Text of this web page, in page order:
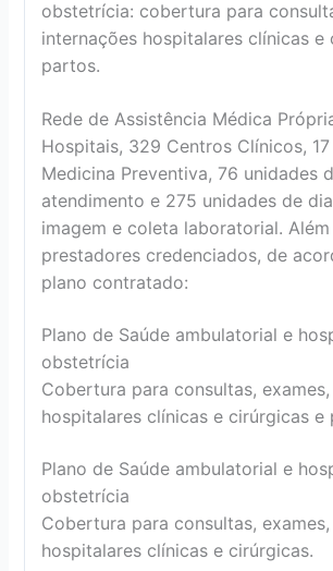
obstetrícia: cobertura para
internações hospitalares clínicas e
partos.
Rede de Assistência Médica
Hospitais, 329 Centros Clínicos,
Medicina Preventiva, 76 unidades
atendimento e 275 unidades de
imagem e coleta laboratorial.
prestadores credenciados, de
plano contratado:
Plano de Saúde ambulatorial e
obstetrícia
Cobertura para consultas,
hospitalares clínicas e cirúrgicas e
Plano de Saúde ambulatorial e
obstetrícia
Cobertura para consultas,
hospitalares clínicas e cirúrgicas.